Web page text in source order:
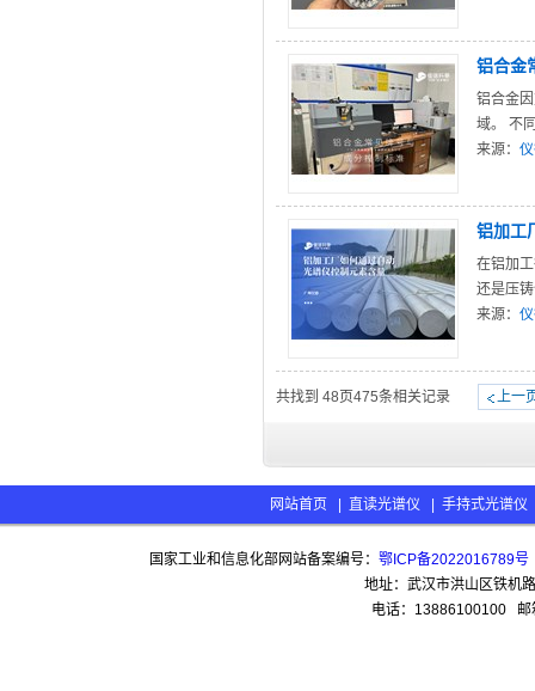
铝合金
铝合金
域。 不
来源：
铝加工
在铝加
还是压
来源：
共找到 48 页475条相关记录 上一
网站首页 直读光谱仪 手持式光谱仪
国家工业和信息化部网站备案编号：鄂ICP备2022016789号
地址：武汉市洪山区铁机
电话：13886100100 邮